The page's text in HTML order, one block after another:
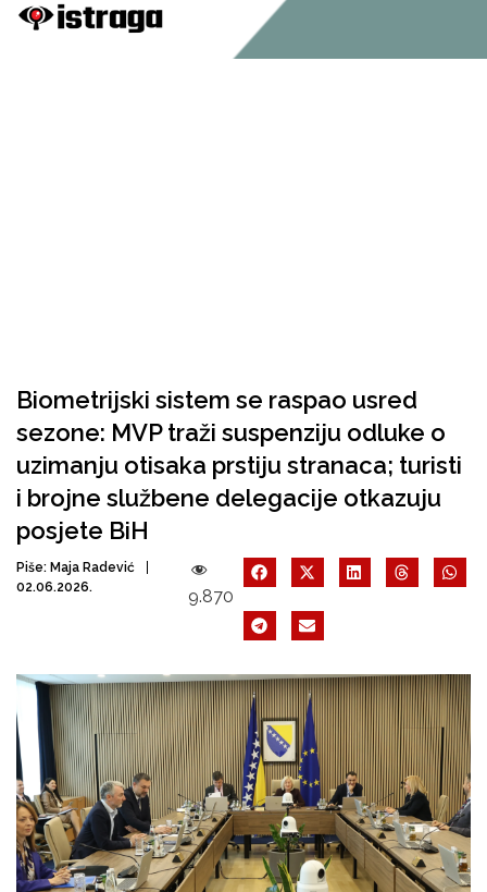
Biometrijski sistem se raspao usred
sezone: MVP traži suspenziju odluke o
uzimanju otisaka prstiju stranaca; turisti
i brojne službene delegacije otkazuju
posjete BiH
Piše: Maja Radević
02.06.2026.
9.870